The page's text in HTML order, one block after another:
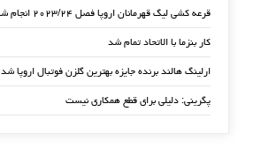
قرعه کشی لیگ قهرمانان اروپا فصل ۲۰۲۳/۲۴ انجام شد
کار بنزما با الاتحاد تمام شد
ارلینگ هالند برنده جایزه بهترین گلزن فوتبال اروپا شد
پگرینی: دلیلی برای قطع همکاری نیست